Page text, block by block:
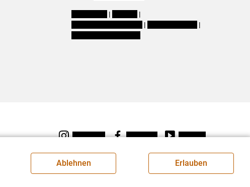
|
|
|
|
Instagram Facebook Youtube
Ablehnen Erlauben